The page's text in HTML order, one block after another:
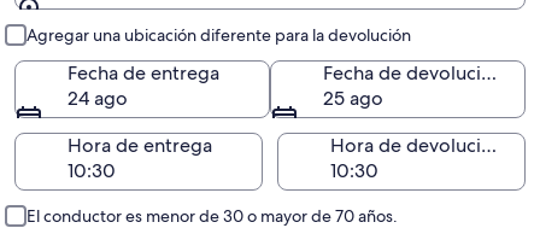
Agregar una ubicación diferente para la devolución
Fecha de entrega
24 ago
Fecha de devolución
25 ago
Hora de entrega
Hora de devolución
El conductor es menor de 30 o mayor de 70 años.